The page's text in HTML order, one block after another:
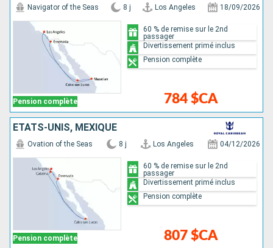
Pension complète
Navigator of the Seas 8 j Los Angeles 18/09/2026
784 $CA
60 % de remise sur le 2nd
passager
Divertissement primé inclus
Pension complète
ÉTATS-UNIS, MEXIQUE
Pension complète
Ovation of the Seas 8 j Los Angeles 04/12/2026
807 $CA
60 % de remise sur le 2nd
passager
Divertissement primé inclus
Pension complète